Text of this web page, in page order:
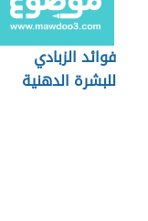
فوائد الزبادي
للبشرة الدهنية